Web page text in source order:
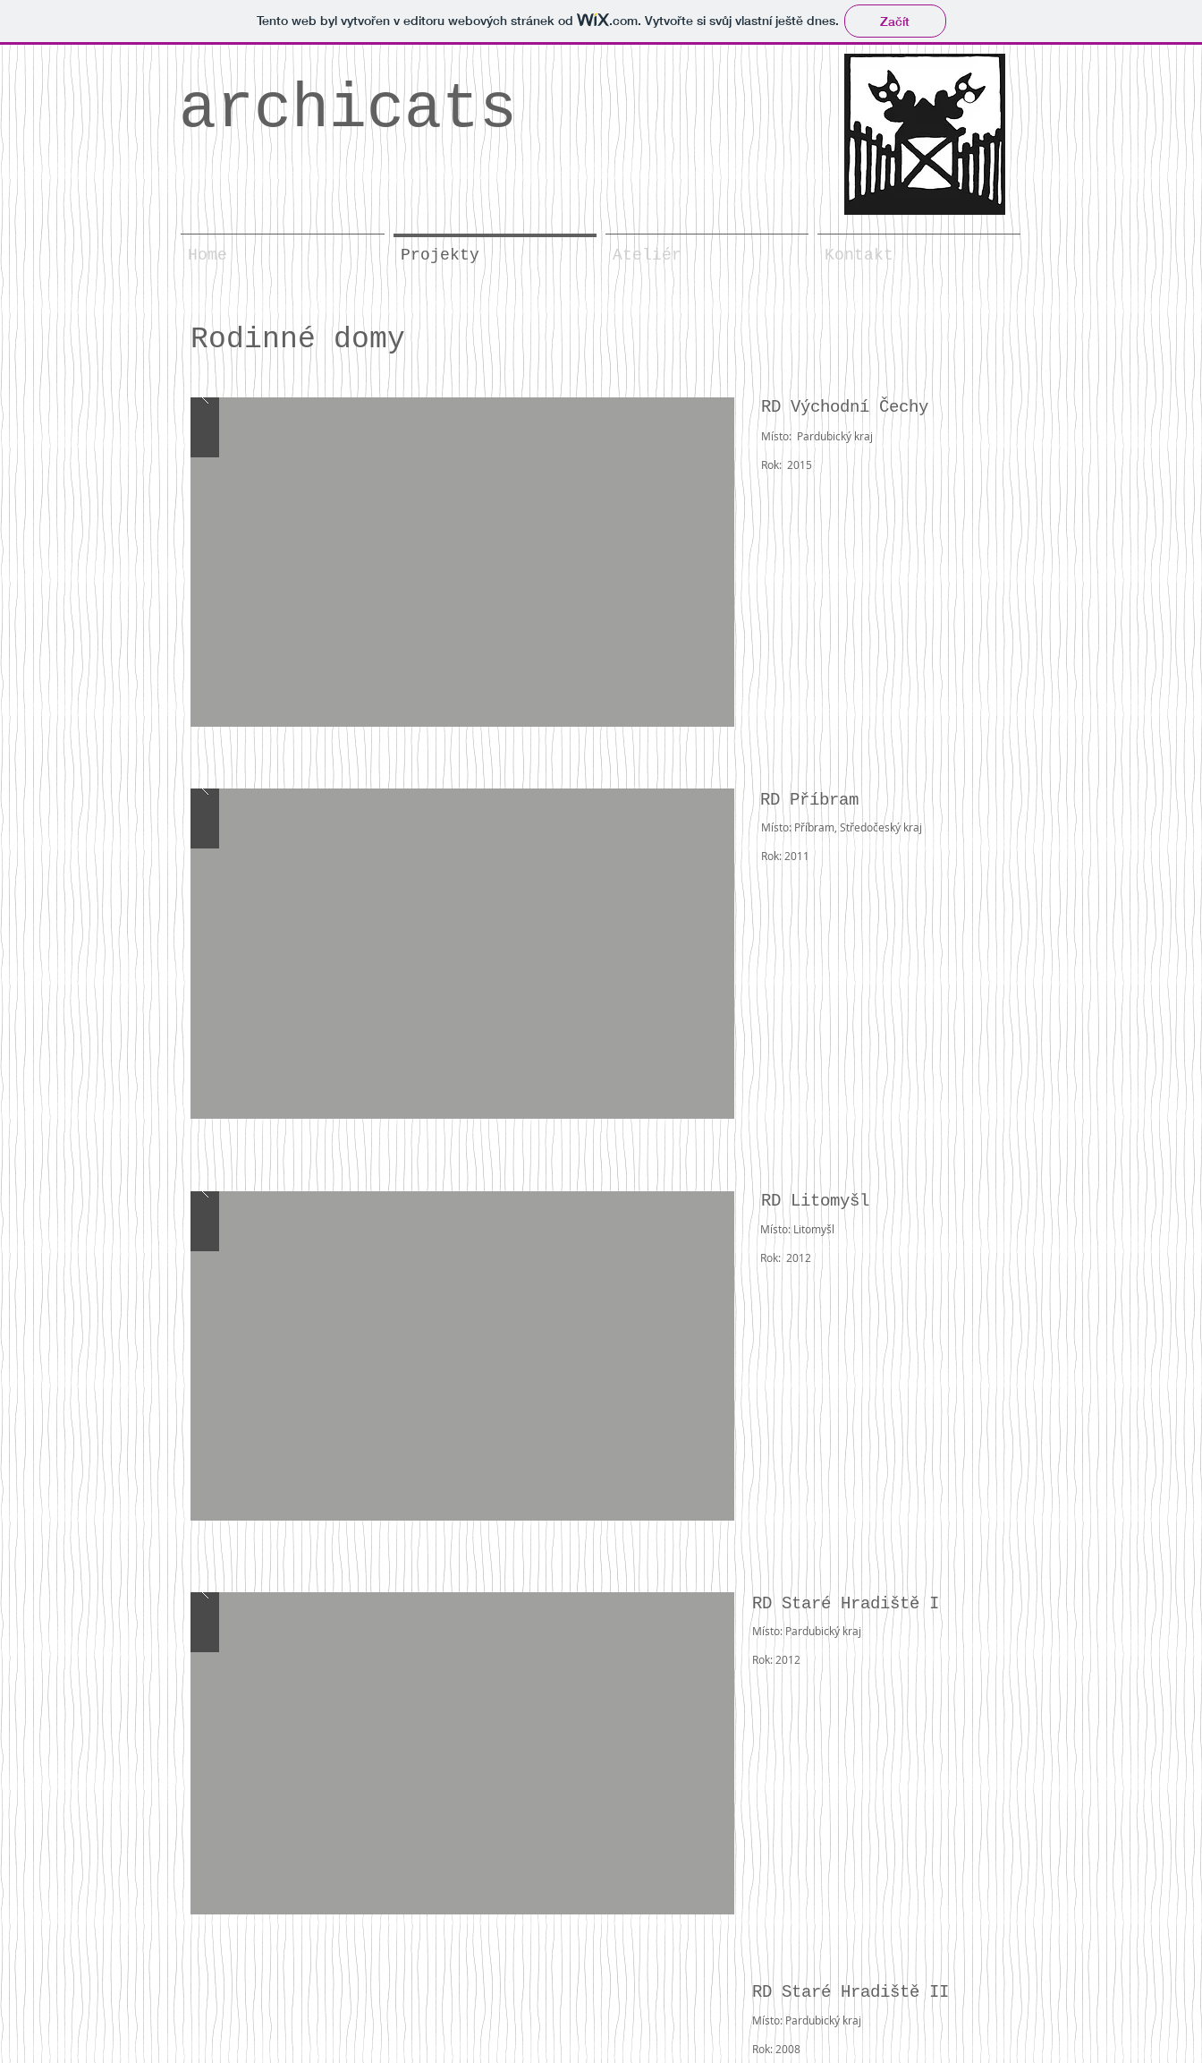
Tento web byl vytvořen v editoru webových stránek od .com. Vytvořte si svůj vlastní ještě dnes. Začít
archicats
Home Projekty Ateliér Kontakt
Rodinné domy
Místo: Pardubický kraj
Rok: 2015
RD Východní Čechy
Místo: Příbram, Středočeský kraj
Rok: 2011
RD Příbram
RD Litomyšl
Místo: Litomyšl
Rok: 2012
RD Staré Hradiště I
Místo: Pardubický kraj
Rok: 2012
RD Staré Hradiště II
Místo: Pardubický kraj
Rok: 2008